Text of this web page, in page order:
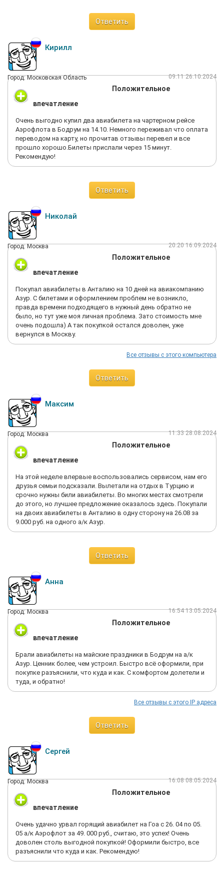
Ответить
Кирилл
Город: Московская Область 09:11 26.10.2024
Положительное
впечатление
Очень выгодно купил два авиабилета на чартерном рейсе
Аэрофлота в Бодрум на 14.10. Немного переживал что оплата
переводом на карту, но прочитав отзывы перевел и все
прошло хорошо.Билеты прислали через 15 минут.
Рекомендую!
Ответить
Николай
Город: Москва 20:20 16.09.2024
Положительное
впечатление
Покупал авиабилеты в Анталию на 10 дней на авиакомпанию
Азур. С билетами и оформлением проблем не возникло,
правда времени подходящего в нужный день обратно не
было, но тут уже моя личная проблема. Зато стоимость мне
очень подошла) А так покупкой остался доволен, уже
вернулся в Москву.
Все отзывы с этого компьютера
Ответить
Максим
Город: Москва 11:33 28.08.2024
Положительное
впечатление
На этой неделе впервые воспользовались сервисом, нам его
друзья семьи подсказали. Вылетали на отдых в Турцию и
срочно нужны били авиабилеты. Во многих местах смотрели
до этого, но лучшее предложение оказалось здесь. Покупали
на двоих авиабилеты в Анталию в одну сторону на 26.08 за
9.000 руб. на одного а/к Азур.
Ответить
Анна
Город: Москва 16:54 13.05.2024
Положительное
впечатление
Брали авиабилеты на майские праздники в Бодрум на а/к
Азур. Ценник более, чем устроил. Быстро всё оформили, при
покупке разъяснили, что куда и как. С комфортом долетели и
туда, и обратно!
Все отзывы с этого IP адреса
Ответить
Сергей
Город: Москва 16:08 08.05.2024
Положительное
впечатление
Очень удачно урвал горящий авиабилет на Гоа с 26. 04 по 05.
05 а/к Аэрофлот за 49. 000 руб., считаю, это успех! Очень
доволен столь выгодной покупкой! Оформили быстро, все
разъяснили что куда и как. Рекомендую!